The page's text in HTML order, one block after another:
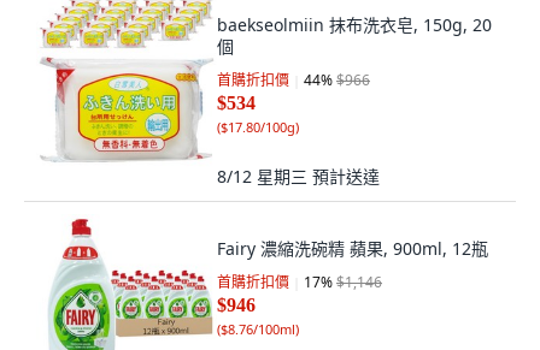
baekseolmiin 抹布洗衣皂, 150g, 20
個
首購折扣價 44%$966
$534
($17.80/100g)
8/12 星期三 預計送達
Fairy 濃縮洗碗精 蘋果, 900ml, 12瓶
首購折扣價 17%$1,146
$946
($8.76/100ml)